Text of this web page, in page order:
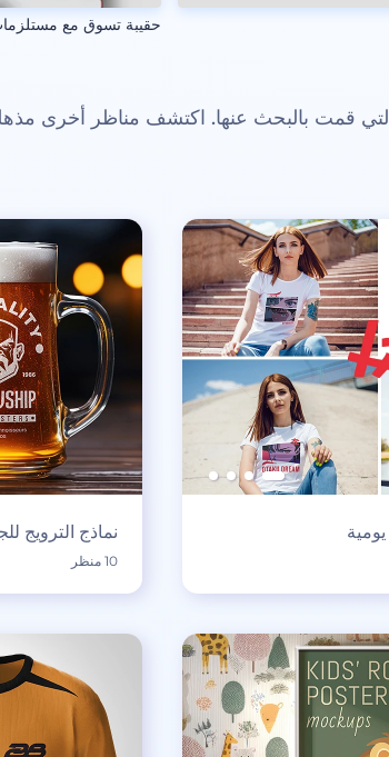
حقيبة تسوق مع
قمت بالبحث عنها. اكتشف مناظر أخرى
نماذج الترويج
10 منظر